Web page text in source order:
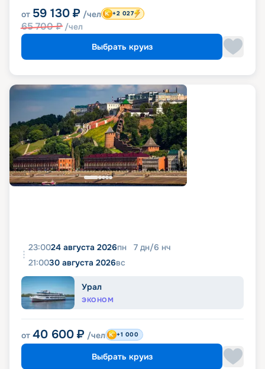
от 59 130 ₽ /чел
65 700₽ /чел
+2 027
Выбрать круиз
23:0024 августа 2026пн 7 дн/6 нч
21:0030 августа 2026вс
Урал
ЭКОНОМ
от 40 600 ₽ /чел +1 000
Выбрать круиз